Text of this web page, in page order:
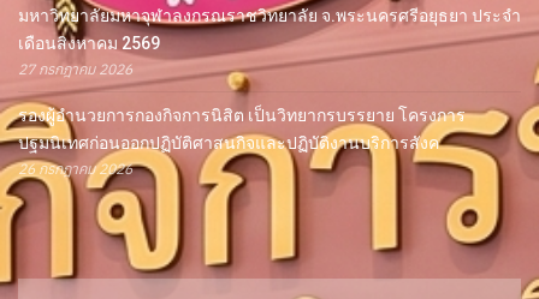
มหาวิทยาลัยมหาจุฬาลงกรณราชวิทยาลัย จ.พระนครศรีอยุธยา ประจำ
เดือนสิงหาคม 2569
27 กรกฎาคม 2026
รองผู้อำนวยการกองกิจการนิสิต เป็นวิทยากรบรรยาย โครงการ
ปฐมนิเทศก่อนออกปฏิบัติศาสนกิจและปฏิบัติงานบริการสังค
26 กรกฎาคม 2026